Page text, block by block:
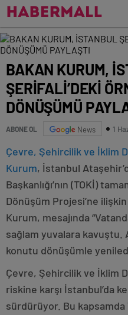
BAKAN KURUM,
ŞERİFALİ’DEKİ
DÖNÜŞÜMÜ
ABONE OL News 1
Çevre, Şehircilik ve İklim
Kurum, İstanbul
Başkanlığı’nın (TOKİ)
Dönüşüm Projesi’ne
Kurum, mesajında
sağlam yuvalara kavuştu.
konutu dönüşümle
Çevre, Şehircilik ve İklim
riskine karşı İstanbul’da
sürdürüyor. Bu kapsamda